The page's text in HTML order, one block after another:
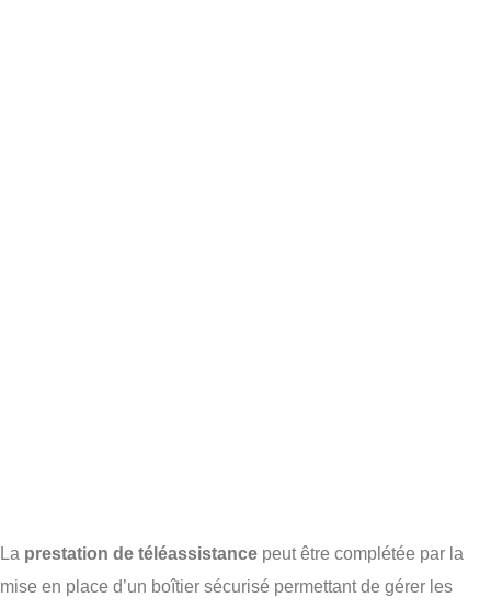
La prestation de téléassistance peut être complétée par la
mise en place d’un boîtier sécurisé permettant de gérer les